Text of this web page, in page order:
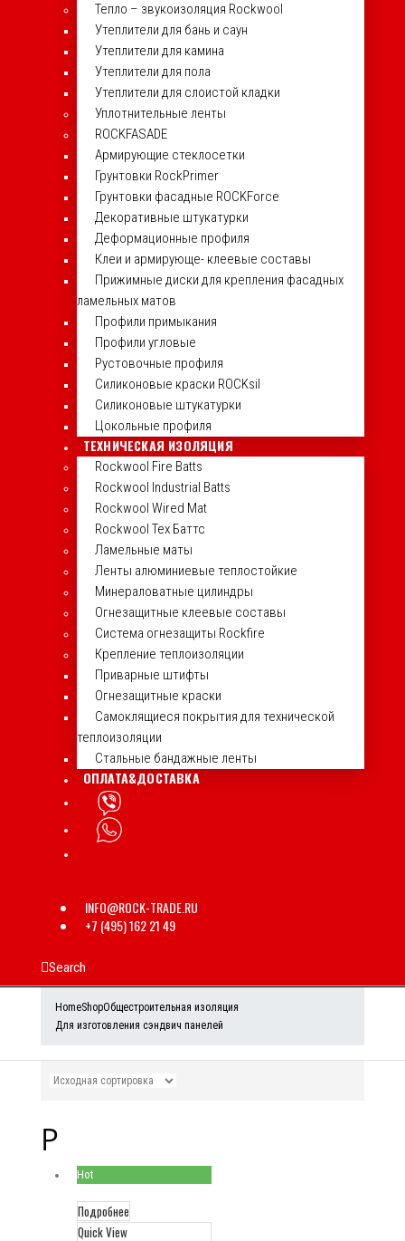
Тепло – звукоизоляция Rockwool
Утеплители для бань и саун
Утеплители для камина
Утеплители для пола
Утеплители для слоистой кладки
Уплотнительные ленты
ROCKFASADE
Армирующие стеклосетки
Грунтовки RockPrimer
Грунтовки фасадные ROCKForce
Декоративные штукатурки
Деформационные профиля
Клеи и армирующе- клеевые составы
Прижимные диски для крепления фасадных
ламельных матов
Профили примыкания
Профили угловые
Рустовочные профиля
Силиконовые краски ROCKsil
Силиконовые штукатурки
Цокольные профиля
ТЕХНИЧЕСКАЯ ИЗОЛЯЦИЯ
Rockwool Fire Batts
Rockwool Industrial Batts
Rockwool Wired Mat
Rockwool Тех Баттс
Ламельные маты
Ленты алюминиевые теплостойкие
Минераловатные цилиндры
Огнезащитные клеевые составы
Система огнезащиты Rockfire
Крепление теплоизоляции
Приварные штифты
Огнезащитные краски
Самоклящиеся покрытия для технической
теплоизоляции
Стальные бандажные ленты
ОПЛАТА&ДОСТАВКА
INFO@ROCK-TRADE.RU
+7 (495) 162 21 49
Search
HomeShopОбщестроительная изоляция
Для изготовления сэндвич панелей
Р
Hot
Подробнее
Quick View